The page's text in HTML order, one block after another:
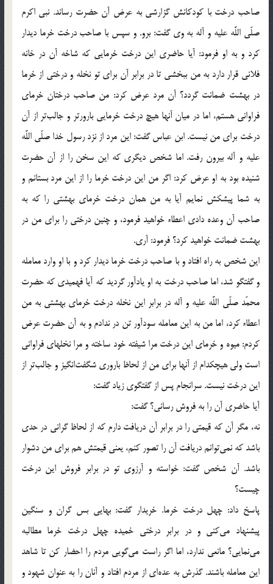
صاحب درخت با كودكانش گزارشى به عرض آن حضرت رساند. نبى اكرم
صلّى اللَّه عليه و آله به وى گفت: برو. و سپس با صاحب درخت خرما ديدار
كرد و به او فرمود: آيا حاضرى اين درخت خرمايى كه شاخه آن در خانه
فلانى قرار دارد به من ببخشى تا در برابر آن براى تو نخله و درختى از خرما
در بهشت ضمانت گردد؟ آن مرد عرض كرد: من صاحب درختان خرماى
فراوانى هستم، اما در ميان آنها هيچ درخت خرمايى بارورتر و جالب‌تر از آن
درخت براى من نيست. ابن عباس گفت: اين مرد از نزد رسول خدا صلّى اللَّه
عليه و آله بيرون رفت. اما شخص ديگرى كه اين سخن را از آن حضرت
شنيده بود به او عرض كرد: اگر من اين درخت خرما را از اين مرد بستانم و
به شما پيشكش نمايم آيا به من همان درخت خرماى بهشتى را كه به
صاحب آن وعده دادى اعطاء خواهيد فرمود، و چنين درختى را براى من در
بهشت ضمانت خواهيد كرد؟ فرمود: آرى.
اين شخص به راه افتاد و با صاحب درخت خرما ديدار كرد و با او وارد معامله
و گفتگو شد، اما صاحب درخت به او يادآور گرديد كه آيا فهميدى كه حضرت
محمّد صلّى اللَّه عليه و آله در برابر اين نخله درخت خرماى بهشتى به من
اعطاء كرد، اما من به اين معامله سودآور تن در ندادم و به آن حضرت عرض
كردم: ميوه و خرماى اين درخت مرا شيفته خود ساخته و مرا نخلهاى فراوانى
است ولى هيچكدام از آنها براى من از لحاظ بارورى شگفت‌انگيز و جالب‌تر از
اين درخت نيست. سرانجام پس از گفتگوى زياد گفت:
آيا حاضرى آن را به فروش رسانى؟ گفت:
نه، مگر آن كه قيمتى را در برابر آن دريافت دارم كه از لحاظ گرانى در حدى
باشد كه نمى‌توانم دريافت آن را تصور كنم، يعنى قيمتش هم براى من دشوار
باشد. آن شخص گفت: خواسته و آرزوى تو در برابر فروش اين درخت
چيست؟
پاسخ داد: چهل درخت خرما. خريدار گفت: بهايى بس گران و سنگين
پيشنهاد مى‌كنى و در برابر درختى خميده چهل درخت خرما مطالبه
مى‌نمايى؟ مانعى ندارد، اما اگر راست مى‌گويى مردم را احضار كن تا شاهد
اين معامله باشند. گذرش به عده‌اى از مردم افتاد و آنان را به عنوان شهود و